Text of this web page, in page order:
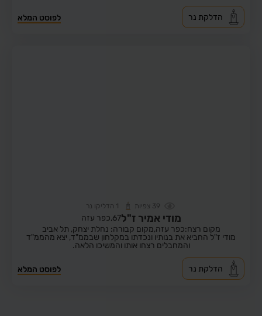
לפוסט המלא הדלקת נר
39 צפיות 1 הדליקו נר
מודי אמיר ז"ל67, כפר עזה
מקום רצח:כפר עזה,מקום קבורה: נחלת יצחק, תל אביב
מודי ז"ל החביא את בנותיו ונכדתו במקלחון שבממ"ד, יצא מהממ"ד
והמחבלים רצחו אותו והמשיכו הלאה.
לפוסט המלא הדלקת נר